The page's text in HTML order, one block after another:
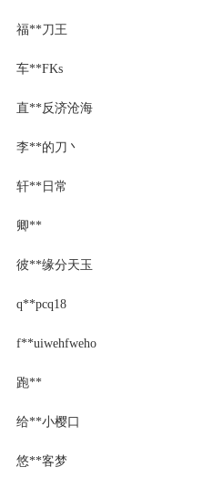
福**刀王
车**FKs
直**反济沧海
李**的刀丶
轩**日常
卿**
彼**缘分天玉
q**pcq18
f**uiwehfweho
跑**
给**小樱口
悠**客梦